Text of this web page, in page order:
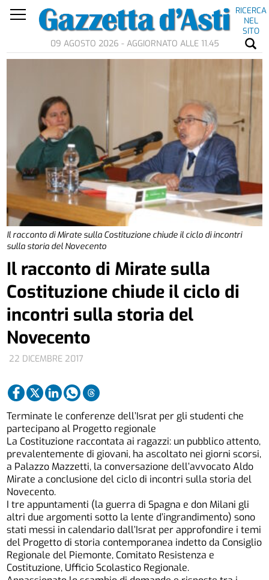
RICERCA
NEL
SITO
09 AGOSTO 2026 - AGGIORNATO ALLE 11.45
Il racconto di Mirate sulla Costituzione chiude il ciclo di incontri
sulla storia del Novecento
22 DICEMBRE 2017
Il racconto di Mirate sulla
Costituzione chiude il ciclo di
incontri sulla storia del
Novecento
Terminate le conferenze dell’Israt per gli studenti che
partecipano al Progetto regionale
La Costituzione raccontata ai ragazzi: un pubblico attento,
prevalentemente di giovani, ha ascoltato nei giorni scorsi,
a Palazzo Mazzetti, la conversazione dell’avvocato Aldo
Mirate a conclusione del ciclo di incontri sulla storia del
Novecento.
I tre appuntamenti (la guerra di Spagna e don Milani gli
altri due argomenti sotto la lente d’ingrandimento) sono
stati messi in calendario dall’Israt per approfondire i temi
del Progetto di storia contemporanea indetto da Consiglio
Regionale del Piemonte, Comitato Resistenza e
Costituzione, Ufficio Scolastico Regionale.